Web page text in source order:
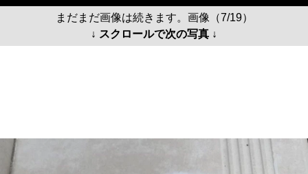
まだまだ画像は続きます。画像（7/19）
↓ スクロールで次の写真 ↓